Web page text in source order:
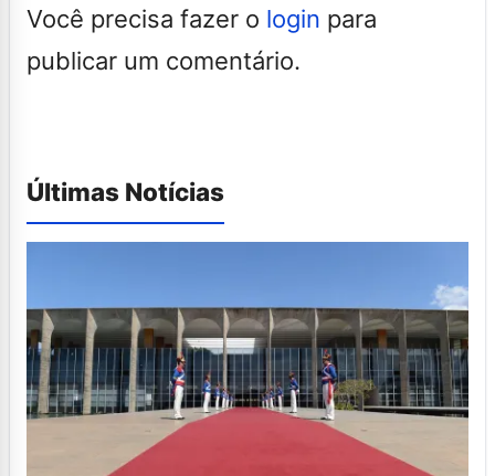
Você precisa fazer o login para
publicar um comentário.
Últimas Notícias